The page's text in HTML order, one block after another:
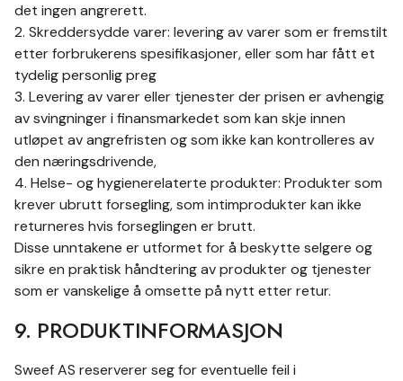
det ingen angrerett.
2. Skreddersydde varer: levering av varer som er fremstilt
etter forbrukerens spesifikasjoner, eller som har fått et
tydelig personlig preg
3. Levering av varer eller tjenester der prisen er avhengig
av svingninger i finansmarkedet som kan skje innen
utløpet av angrefristen og som ikke kan kontrolleres av
den næringsdrivende,
4. Helse- og hygienerelaterte produkter: Produkter som
krever ubrutt forsegling, som intimprodukter kan ikke
returneres hvis forseglingen er brutt.
Disse unntakene er utformet for å beskytte selgere og
sikre en praktisk håndtering av produkter og tjenester
som er vanskelige å omsette på nytt etter retur.
9. PRODUKTINFORMASJON
Sweef AS reserverer seg for eventuelle feil i